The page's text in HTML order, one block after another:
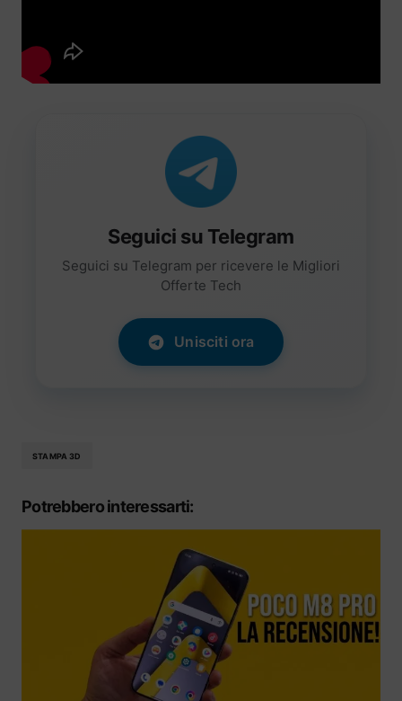
Seguici su Telegram
Seguici su Telegram per ricevere le Migliori
Offerte Tech
Unisciti ora
STAMPA 3D
Potrebbero interessarti: